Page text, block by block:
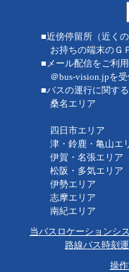
■近傍停留所（近く
お持ちの端末のＧ
■メール配信をご利
＠bus-vision.jpを受
■バスの運行に関す
桑名エリア ：
：八風バ
四日市エリア
津・鈴鹿・亀山エ
伊賀・名張エリ
松阪・多気エリ
伊勢エリア ：
志摩エリア ：
南紀エリア ：
当バスロケーションシ
路線バス時刻
操